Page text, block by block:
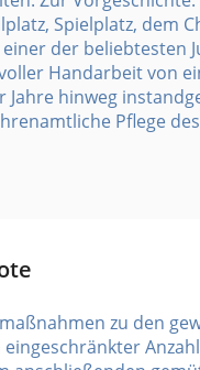
Spielplatz, dem
der beliebtesten
Handarbeit von
hinweg
Pflege
zu den